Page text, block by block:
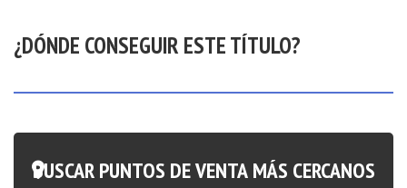
¿DÓNDE CONSEGUIR ESTE TÍTULO?
BUSCAR PUNTOS DE VENTA MÁS CERCANOS